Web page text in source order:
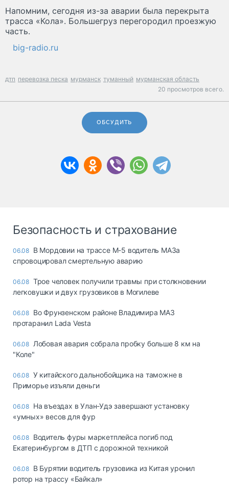
Напомним, сегодня из-за аварии была перекрыта
трасса «Кола». Большегруз перегородил проезжую
часть.
big-radio.ru
дтп перевозка песка мурманск туманный мурманская область
20 просмотров всего.
ОБСУДИТЬ
Безопасность и страхование
06.08 В Мордовии на трассе М-5 водитель МАЗа
спровоцировал смертельную аварию
06.08 Трое человек получили травмы при столкновении
легковушки и двух грузовиков в Могилеве
06.08 Во Фрунзенском районе Владимира МАЗ
протаранил Lada Vesta
06.08 Лобовая авария собрала пробку больше 8 км на
"Коле"
06.08 У китайского дальнобойщика на таможне в
Приморье изъяли деньги
06.08 Ha въeздax в Улaн-Удэ зaвepшaют ycтaнoвкy
«yмныx» вecoв для фyp
06.08 Водитель фуры маркетплейса погиб под
Екатеринбургом в ДТП с дорожной техникой
06.08 В Бурятии водитель грузовика из Китая уронил
ротор на трассу «Байкал»